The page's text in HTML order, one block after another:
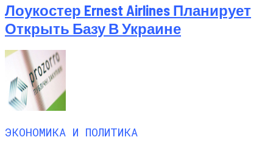
Лоукостер Ernest Airlines Планирует
Открыть Базу В Украине
ЭКОНОМИКА И ПОЛИТИКА